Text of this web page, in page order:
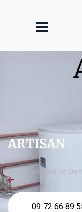
ARTISAN
chaudière fioul De
09 72 66 89